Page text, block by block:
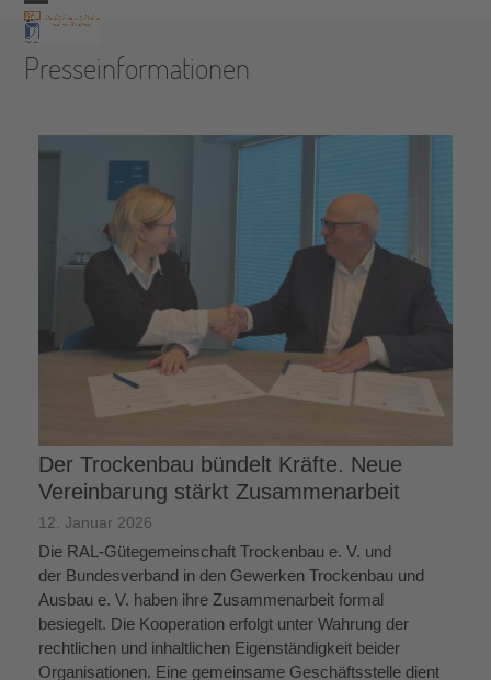
Skip
content
Open
mobile
Close
mobile
Presseinformationen
Der Trockenbau bündelt Kräfte. Neue
Vereinbarung stärkt Zusammenarbeit
12. Januar 2026
Die RAL-Gütegemeinschaft Trockenbau e. V. und
der Bundesverband in den Gewerken Trockenbau und
Ausbau e. V. haben ihre Zusammenarbeit formal
besiegelt. Die Kooperation erfolgt unter Wahrung der
rechtlichen und inhaltlichen Eigenständigkeit beider
Organisationen. Eine gemeinsame Geschäftsstelle dient